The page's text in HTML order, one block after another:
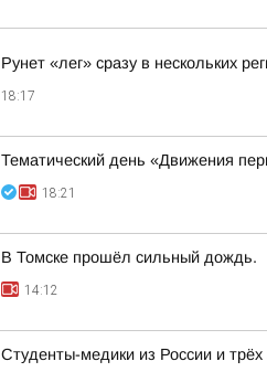
Рунет «лег» сразу в нескольких
18:17
Тематический день «Движения
18:21
В Томске прошёл сильный дождь.
14:12
Студенты-медики из России и